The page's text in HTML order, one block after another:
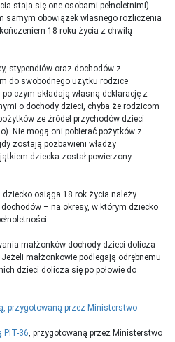
staja się one osobami pełnoletnimi).
samym obowiązek własnego rozliczenia
18 roku życia z chwilą
stypendiów oraz dochodów z
do swobodnego użytku rodzice
czym składają własną deklarację z
o dochody dzieci, chyba że rodzicom
ze źródeł przychodów dzieci
Nie mogą oni pobierać pożytków z
zostają pozbawieni władzy
dziecka został powierzony
osiąga 18 rok życia należy
– na okresy, w którym dziecko
małżonków dochody dzieci dolicza
małżonkowie podlegają odrębnemu
dzieci dolicza się po połowie do
przygotowaną przez Ministerstwo
PIT-36, przygotowaną przez Ministerstwo